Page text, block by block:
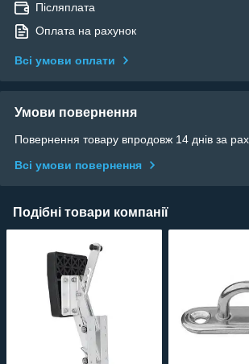
Післяплата
Оплата на рахунок
Всі умови оплати
Умови повернення
Повернення товару впродовж 14 днів за
Всі умови повернення
Подібні товари компанії